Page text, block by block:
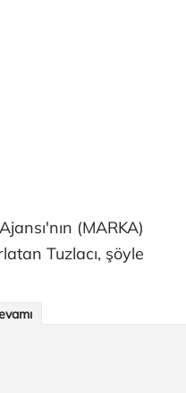
(MARKA)
Tuzlacı, şöyle